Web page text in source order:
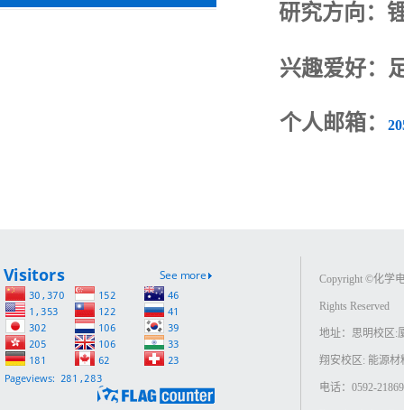
研究方向：
兴趣爱好：
个人邮箱：
Copyright ©化学
Rights Reserved
地址：思明校区:
翔安校区: 能源
电话：0592-